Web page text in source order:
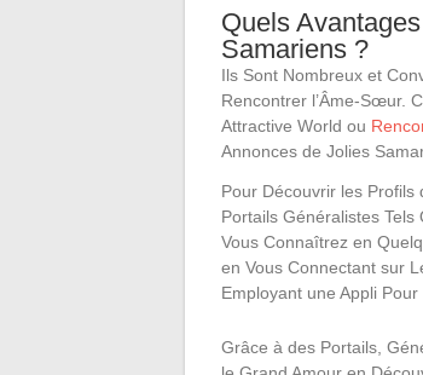
Quels
Samariens ?
Ils Sont Nombreux et
Rencontrer l’Âme-Sœur.
Attractive World ou
Annonces de Jolies
Pour Découvrir les Profils
Portails Généralistes
Vous Connaîtrez en
en Vous Connectant sur
Employant une Appli
Grâce à des Portails,